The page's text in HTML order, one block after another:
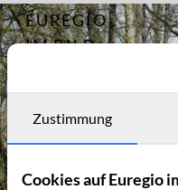
EUREGIO
IM BILD
Archiv
Kontakt
Archiv 2012
Zustimmung
Cookies auf Euregio